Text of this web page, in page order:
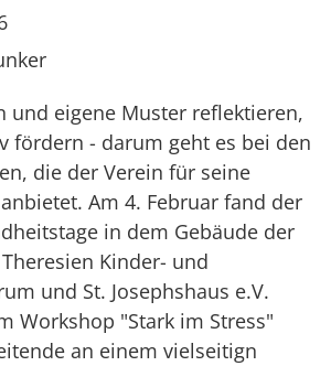
und eigene Muster reflektieren,
fördern - darum geht es bei den
die der Verein für seine
Am 4. Februar fand der
in dem Gebäude der
Kinder- und
und St. Josephshaus e.V.
Workshop "Stark im Stress"
an einem vielseitign